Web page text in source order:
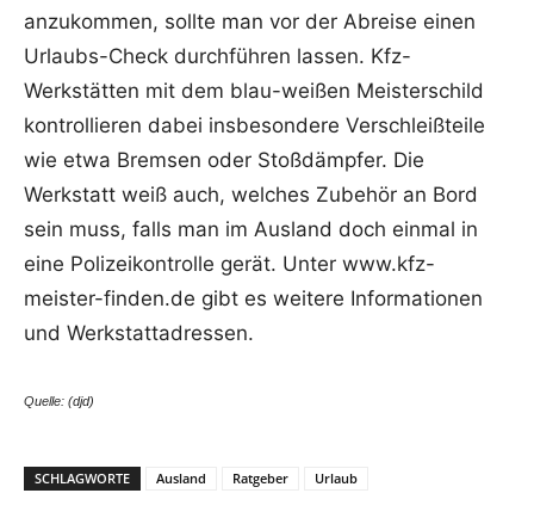
anzukommen, sollte man vor der Abreise einen
Urlaubs-Check durchführen lassen. Kfz-
Werkstätten mit dem blau-weißen Meisterschild
kontrollieren dabei insbesondere Verschleißteile
wie etwa Bremsen oder Stoßdämpfer. Die
Werkstatt weiß auch, welches Zubehör an Bord
sein muss, falls man im Ausland doch einmal in
eine Polizeikontrolle gerät. Unter www.kfz-
meister-finden.de gibt es weitere Informationen
und Werkstattadressen.
Quelle: (djd)
SCHLAGWORTE Ausland Ratgeber Urlaub